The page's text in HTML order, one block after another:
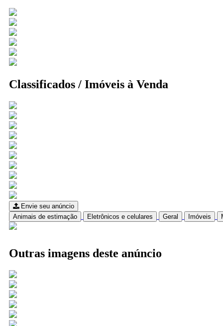
Classificados / Imóveis à Venda
Envie seu anúncio
Animais de estimação
Eletrônicos e celulares Geral Imóveis
Outras imagens deste anúncio